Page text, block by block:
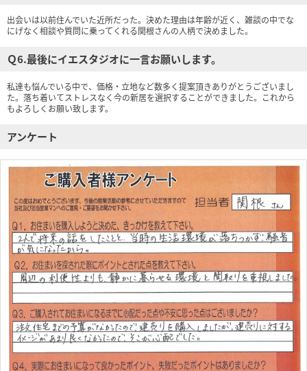
出会いは以前住んでいた近所だった。決めた理由は年齢が近く、雑談の中でな
にげなく相談や質問に乗ってくれる関根さんの人柄で決めました。
Ｑ6.最後にイエスタジオに一言お願いします。
私達も悩んでいる中で、価格・立地など数多く提案頂きありがとうございまし
た。落ち着いてストレスなく今の新居を選択することができました。これから
もよろしくお願い致します。
アンケート